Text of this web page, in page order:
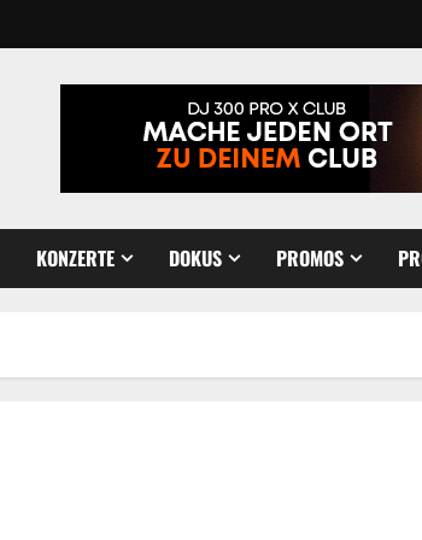
KONZERTE DOKUS PROMOS